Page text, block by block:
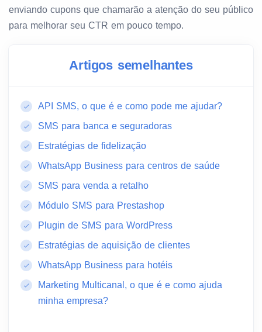
enviando cupons que chamarão a atenção do seu público
para melhorar seu CTR em pouco tempo.
Artigos semelhantes
API SMS, o que é e como pode me ajudar?
SMS para banca e seguradoras
Estratégias de fidelização
WhatsApp Business para centros de saúde
SMS para venda a retalho
Módulo SMS para Prestashop
Plugin de SMS para WordPress
Estratégias de aquisição de clientes
WhatsApp Business para hotéis
Marketing Multicanal, o que é e como ajuda
minha empresa?